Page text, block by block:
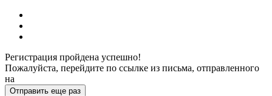
Регистрация пройдена успешно!
Пожалуйста, перейдите по ссылке из письма, отправленного
на
Отправить еще раз